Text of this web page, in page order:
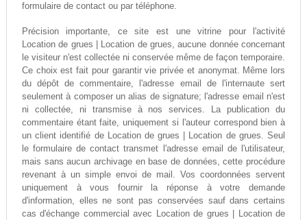
formulaire de contact ou par téléphone.
Précision importante, ce site est une vitrine pour l'activité
Location de grues | Location de grues, aucune donnée concernant
le visiteur n'est collectée ni conservée même de façon temporaire.
Ce choix est fait pour garantir vie privée et anonymat. Même lors
du dépôt de commentaire, l'adresse email de l'internaute sert
seulement à composer un alias de signature; l'adresse email n'est
ni collectée, ni transmise à nos services. La publication du
commentaire étant faite, uniquement si l'auteur correspond bien à
un client identifié de Location de grues | Location de grues. Seul
le formulaire de contact transmet l'adresse email de l'utilisateur,
mais sans aucun archivage en base de données, cette procédure
revenant à un simple envoi de mail. Vos coordonnées servent
uniquement à vous fournir la réponse à votre demande
d'information, elles ne sont pas conservées sauf dans certains
cas d'échange commercial avec Location de grues | Location de